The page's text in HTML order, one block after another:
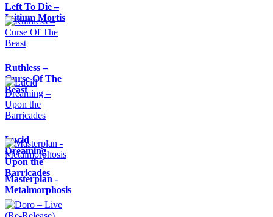
Left To Die –
Initium Mortis
Ruthless –
Curse Of The
Beast
Lucid
Dreaming –
Upon the
Barricades
Masterplan -
Metalmorphosis